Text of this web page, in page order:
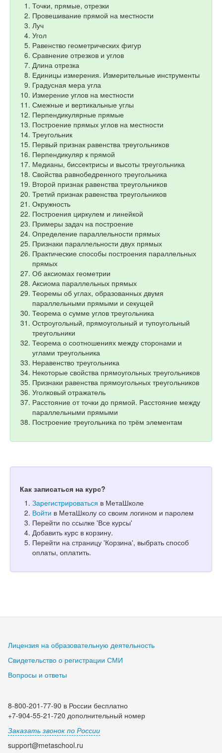
Точки, прямые, отрезки
Провешивание прямой на местности
Луч
Угол
Равенство геометрических фигур
Сравнение отрезков и углов
Длина отрезка
Единицы измерения. Измерительные инструменты
Градусная мера угла
Измерение углов на местности
Смежные и вертикальные углы
Перпендикулярные прямые
Построение прямых углов на местности
Треугольник
Первый признак равенства треугольников
Перпендикуляр к прямой
Медианы, биссектрисы и высоты треугольника
Свойства равнобедренного треугольника
Второй признак равенства треугольников
Третий признак равенства треугольников
Окружность
Построения циркулем и линейкой
Примеры задач на построение
Определение параллельности прямых
Признаки параллельности двух прямых
Практические способы построения параллельных
прямых
Об аксиомах геометрии
Аксиома параллельных прямых
Теоремы об углах, образованных двумя
параллельными прямыми и секущей
Теорема о сумме углов треугольника
Остроугольный, прямоугольный и тупоугольный
треугольники
Теорема о соотношениях между сторонами и
углами треугольника
Неравенство треугольника
Некоторые свойства прямоугольных треугольников
Признаки равенства прямоугольных треугольников
Уголковый отражатель
Расстояние от точки до прямой. Расстояние между
параллельными прямыми
Построение треугольника по трём элементам
Как записаться на курс?
Зарегистрироваться в МетаШколе
Войти в МетаШколу со своим логином и паролем
Перейти по ссылке 'Все курсы'
Добавить курс в корзину.
Перейти на страницу 'Корзина', выбрать способ
оплаты, оплатить.
Лицензия на образовательную деятельность
Свидетельство о регистрации СМИ
Вопросы и ответы
8-800-201-77-90 в России бесплатно
+7-904-55-21-720 дополнительный номер
Заказать звонок по России
support@metaschool.ru